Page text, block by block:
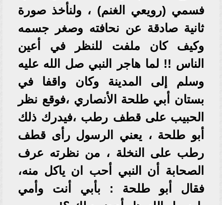
فسمي (رويعي الغنم) ، ولنأخذ صورة
ثانية صادقة عن نحافته وصغر جسمه
وكيف كان ملفت للنظر في أعين
الناس !! لما هاجر النبي صل الله عليه
وسلم إلى المدينة وكان واقفا في
بستان أبي طلحة الأنصاري ،فوقع نظر
الحبيب على قطف رطب ،فيدرك ذلك
أبو طلحة ، يعني الرسول رأى قطف
رطب على النخلة ، من نظرته عرف
الصحابة أن النبي أحب ان ياكل منه،
فقال أبو طلحة : بأبي أنت وأمي